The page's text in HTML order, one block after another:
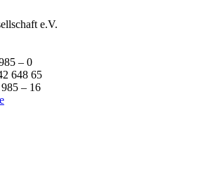
e.V.
– 0
648 65
– 16